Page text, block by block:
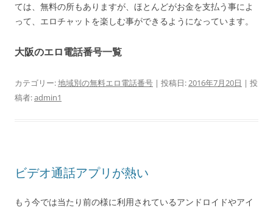
ては、無料の所もありますが、ほとんどがお金を支払う事によ
って、エロチャットを楽しむ事ができるようになっています。
大阪のエロ電話番号一覧
カテゴリー:地域別の無料エロ電話番号 | 投稿日:2016年7月20日 | 投
稿者:admin1
ビデオ通話アプリが熱い
もう今では当たり前の様に利用されているアンドロイドやアイ